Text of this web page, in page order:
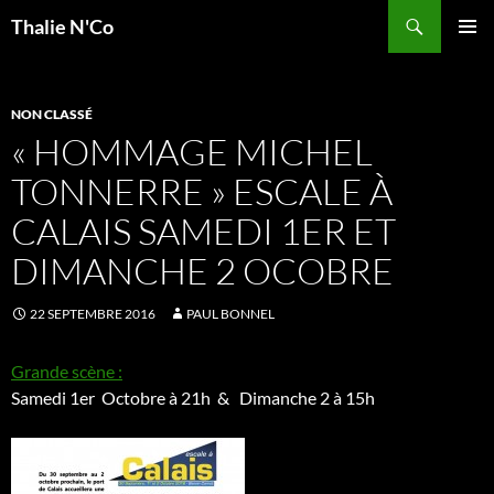
Thalie N'Co
NON CLASSÉ
« HOMMAGE MICHEL
TONNERRE » ESCALE À
CALAIS SAMEDI 1ER ET
DIMANCHE 2 OCOBRE
22 SEPTEMBRE 2016 PAUL BONNEL
Grande scène :
Samedi 1er Octobre à 21h & Dimanche 2 à 15h